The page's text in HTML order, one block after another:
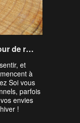
Chalets d’hiver pour un séjour de rêve !
et
à
Soi vous
parfois
envies
!